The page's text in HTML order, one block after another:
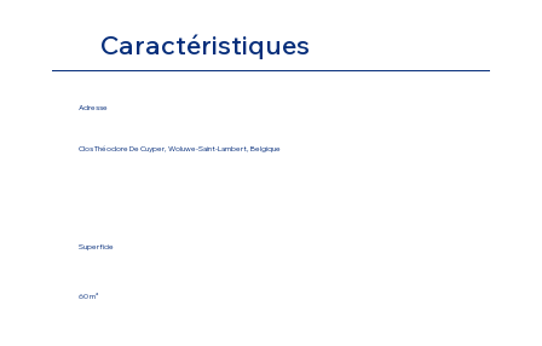
Caractéristiques
Adresse
Clos Théodore De Cuyper, Woluwe-Saint-Lambert, Belgique
Superficie
60 m²